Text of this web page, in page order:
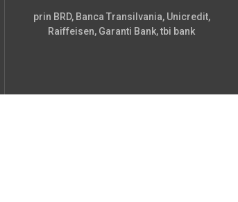
prin BRD, Banca Transilvania, Unicredit,
Raiffeisen, Garanti Bank, tbi bank